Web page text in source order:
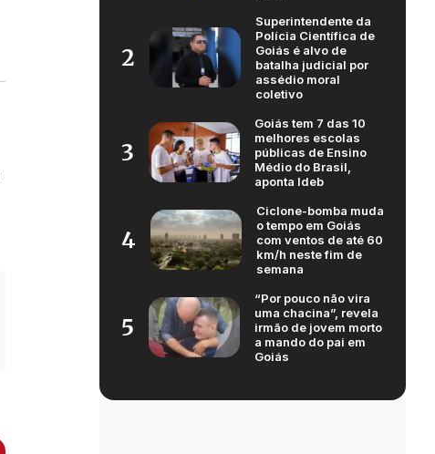
2
Superintendente da
Polícia Científica de
Goiás é alvo de
batalha judicial por
assédio moral
coletivo
3
Goiás tem 7 das 10
melhores escolas
públicas de Ensino
Médio do Brasil,
aponta Ideb
4
Ciclone-bomba muda
o tempo em Goiás
com ventos de até 60
km/h neste fim de
semana
5
“Por pouco não vira
uma chacina”, revela
irmão de jovem morto
a mando do pai em
Goiás